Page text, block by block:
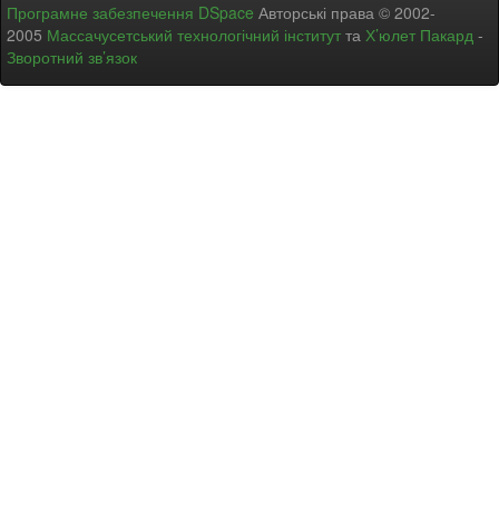
Програмне забезпечення DSpace Авторські права © 2002-
2005 Массачусетський технологічний інститут та Х’юлет Пакард -
Зворотний зв’язок